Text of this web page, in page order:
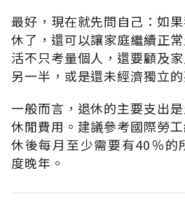
最好，現在就先問自己：如
休了，還可以讓家庭繼續正
活不只考量個人，還要顧及
另一半，或是還未經濟獨立的
一般而言，退休的主要支出
休閒費用。建議參考國際勞
休後每月至少需要有40％的
度晚年。